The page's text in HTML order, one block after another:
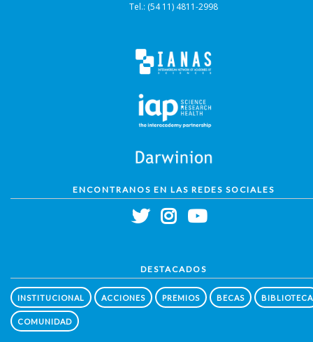
Tel.: (54 11) 4811-2998
ENCONTRANOS EN LAS REDES SOCIALES
DESTACADOS
INSTITUCIONAL ACCIONES PREMIOS BECAS BIBLIOTECA
COMUNIDAD